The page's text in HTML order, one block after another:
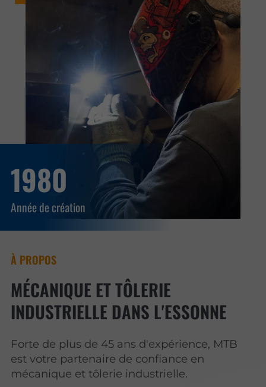
1980
Année de création
À PROPOS
MÉCANIQUE ET TÔLERIE
INDUSTRIELLE DANS L'ESSONNE
Forte de plus de 45 ans d'expérience, MTB
est votre partenaire de confiance en
mécanique et tôlerie industrielle.